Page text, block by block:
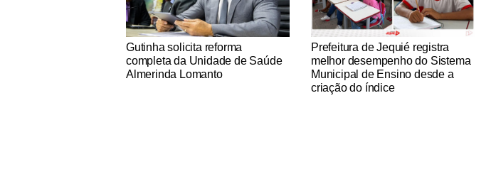
Notícias Católicas
Gutinha solicita reforma
completa da Unidade de Saúde
Almerinda Lomanto
Notícias Católicas
Prefeitura de Jequié registra
melhor desempenho do Sistema
Municipal de Ensino desde a
criação do índice